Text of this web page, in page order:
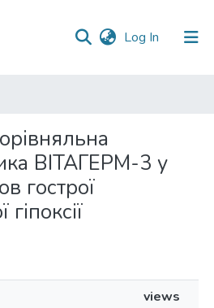
Log In (current)
ВІТАГЕРМ-3 у
гострої
views